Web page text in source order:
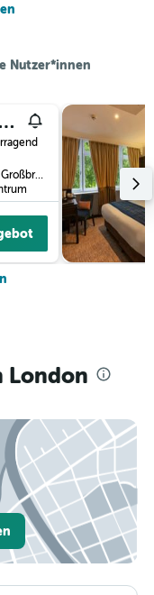
Nutzer*innen
Palace Hotel
372 Strand, London, Großbritannien
London